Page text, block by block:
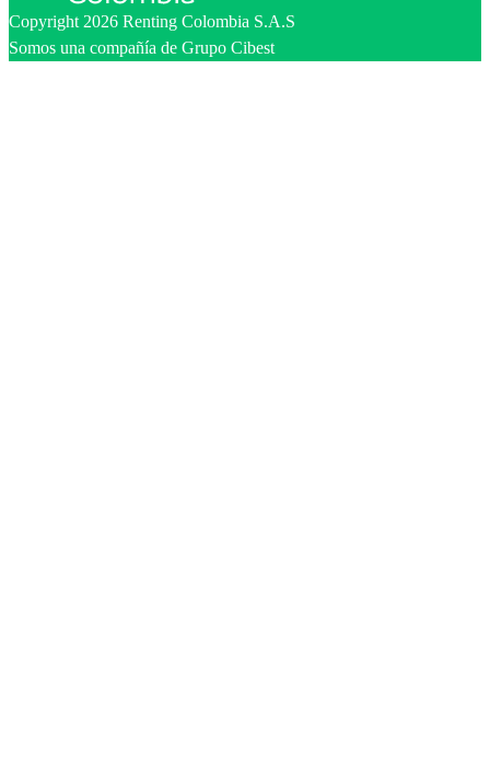
Copyright 2026 Renting Colombia S.A.S
Somos una compañía de Grupo Cibest